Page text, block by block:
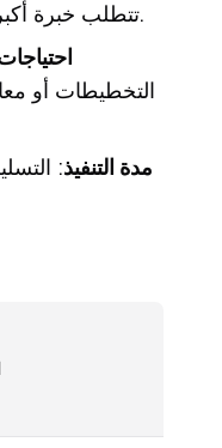
تتطلب خبرة أكبر، مما يؤثر على السعر.
التخطيطات أو
مدة التنفيذ: